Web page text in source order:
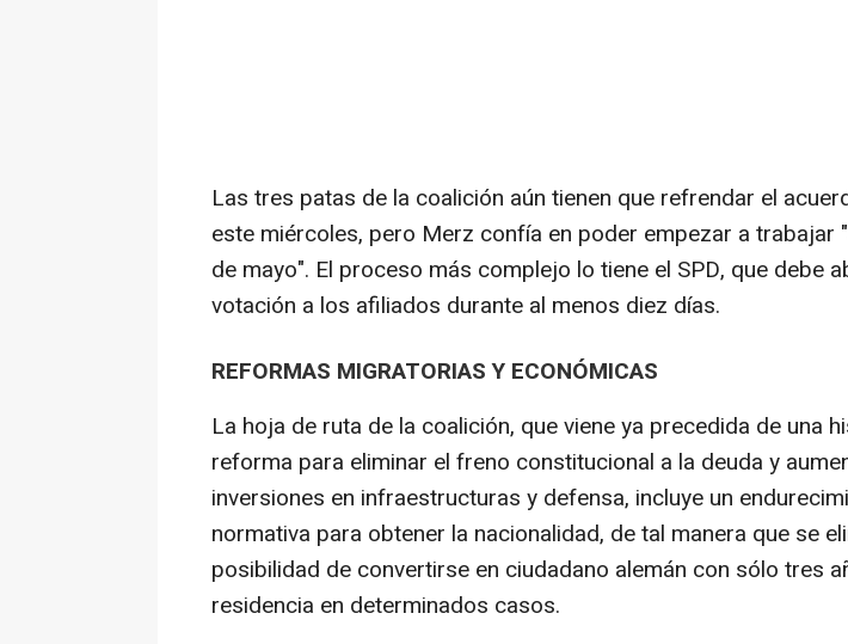
Las tres patas de la coalición aún tienen que refrendar el
este miércoles, pero Merz confía en poder empezar a trabajar
de mayo". El proceso más complejo lo tiene el SPD, que debe
votación a los afiliados durante al menos diez días.
REFORMAS MIGRATORIAS Y ECONÓMICAS
La hoja de ruta de la coalición, que viene ya precedida de una
reforma para eliminar el freno constitucional a la deuda y
inversiones en infraestructuras y defensa, incluye un
normativa para obtener la nacionalidad, de tal manera que se
posibilidad de convertirse en ciudadano alemán con sólo tres
residencia en determinados casos.